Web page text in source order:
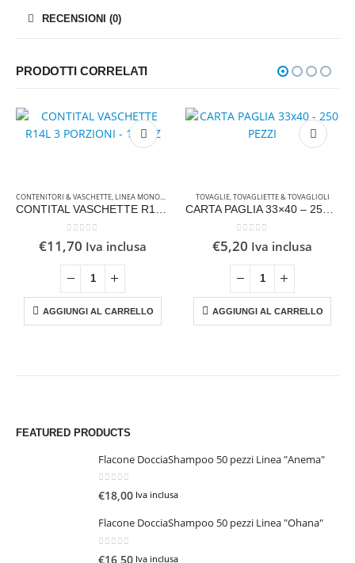
RECENSIONI (0)
PRODOTTI CORRELATI
CONTENITORI & VASCHETTE, LINEA MONOUSO & ACCESSORI
CONTITAL VASCHETTE R14L 3 PORZIONI – 100 PZ
0Su 5
€11,70 Iva inclusa
AGGIUNGI AL CARRELLO
TOVAGLIE, TOVAGLIETTE & TOVAGLIOLI
CARTA PAGLIA 33×40 – 250 PEZZI
0Su 5
€5,20 Iva inclusa
AGGIUNGI AL CARRELLO
FEATURED PRODUCTS
Flacone DocciaShampoo 50 pezzi Linea "Anema"
0Su 5
€18,00 Iva inclusa
Flacone DocciaShampoo 50 pezzi Linea "Ohana"
€16,50 Iva inclusa